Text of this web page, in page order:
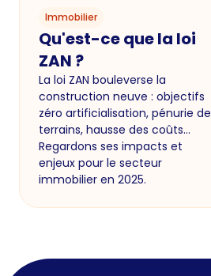
Immobilier
Qu'est-ce que la loi
ZAN ?
La loi ZAN bouleverse la
construction neuve : objectifs
zéro artificialisation, pénurie de
terrains, hausse des coûts…
Regardons ses impacts et
enjeux pour le secteur
immobilier en 2025.